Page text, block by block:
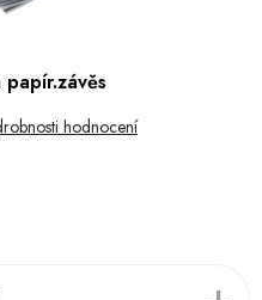
podmínky
hodnocení